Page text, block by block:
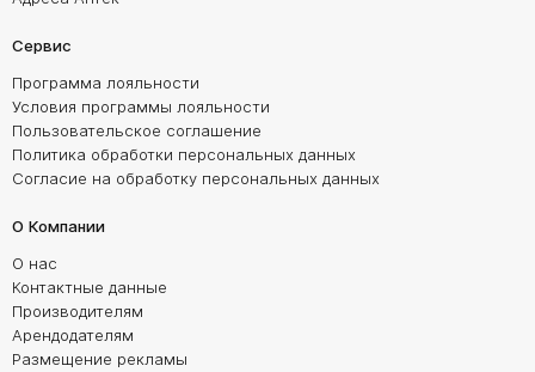
Сервис
Программа лояльности
Условия программы лояльности
Пользовательское соглашение
Политика обработки персональных данных
Согласие на обработку персональных данных
О Компании
О нас
Контактные данные
Производителям
Арендодателям
Размещение рекламы